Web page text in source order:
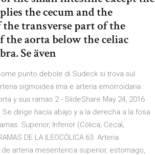
the cecum and the
transverse part of the
aorta below the celiac
Se även
punto debole di Sudeck si trova sul
sigmoidea ima e arteria emorroidaria
y sus ramas 2 - SlideShare May 24, 2016 ·
Se dirige hacia abajo y a la derecha a la fosa
Superior, Inferior (Cólica, Cecal,
DE LA ILEOCÓLICA 63. Arteria
arteria mesenterica superior, estomago,